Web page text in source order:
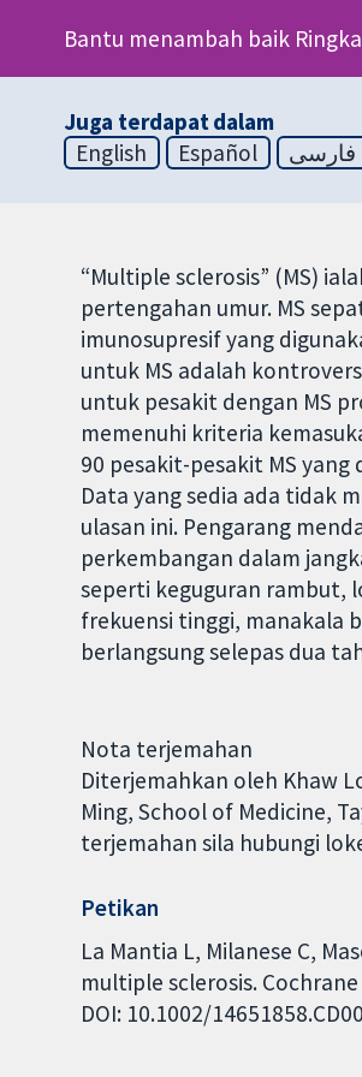
Bantu menambah baik
Juga terdapat dalam
English
Español فارسی
“Multiple sclerosis” (MS)
pertengahan umur. MS
imunosupresif yang
untuk MS adalah
untuk pesakit dengan MS
memenuhi kriteria
90 pesakit-pesakit MS yang
Data yang sedia ada tidak
ulasan ini. Pengarang
perkembangan dalam
seperti keguguran rambut,
frekuensi tinggi, manakala
berlangsung selepas dua
Nota terjemahan
Diterjemahkan oleh Khaw
Ming, School of Medicine,
terjemahan sila hubungi
Petikan
La Mantia L, Milanese C,
multiple sclerosis.
DOI: 10.1002/